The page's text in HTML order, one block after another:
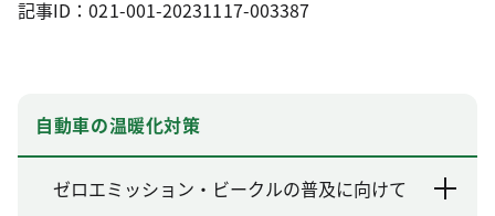
記事ID：021-001-20231117-003387
自動車の温暖化対策
ゼロエミッション・ビークルの普及に向けて